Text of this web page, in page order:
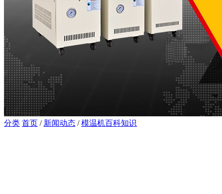
分类 首页 / 新闻动态 /模温机百科知识